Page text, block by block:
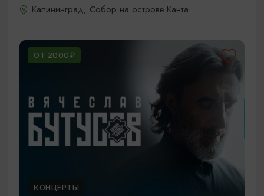
Калининград, Собор на острове Канта
ОТ 2000₽
КОНЦЕРТЫ